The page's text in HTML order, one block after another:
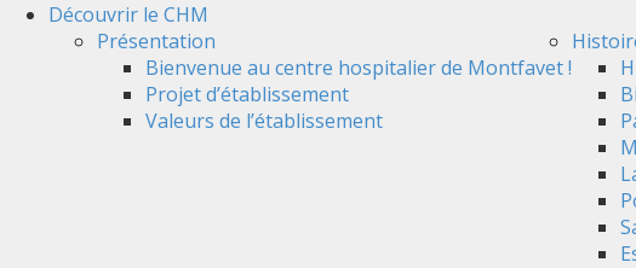
Découvrir le CHM
Présentation
Bienvenue au centre hospitalier de Montfavet !
Projet d’établissement
Valeurs de l’établissement